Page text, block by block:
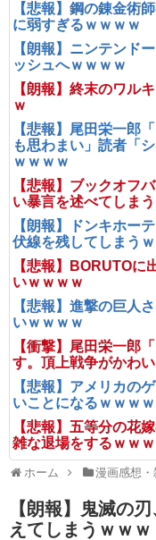
【悲報】鋼の錬金術
に弱すぎるｗｗｗｗ
【朗報】ニンテンド
ッシュへｗｗｗｗ
【朗報】終末のワル
ｗ
【悲報】尾田栄一郎
も思わまい」読者「
ｗｗｗｗ
【悲報】ブックオフ
い暴言を述べてしま
【朗報】ドンキホー
伏線を残してしまう
【悲報】BORUTOに
いｗｗｗｗ
【悲報】進撃の巨人
いｗｗｗｗ
【衝撃】尾田栄一郎
す。頂上戦争がかわ
【悲報】アメリカの
いことになるｗｗｗｗ
【悲報】五等分の花
雑な退場をするｗｗｗ
ホーム 漫画感想・
【朗報】鬼滅の
えてしまうｗｗｗ